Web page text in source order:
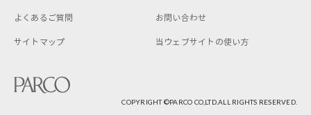
よくあるご質問 お問い合わせ
サイトマップ 当ウェブサイトの使い方
COPYRIGHT ©︎PARCO CO,LTD.ALL RIGHTS RESERVED.